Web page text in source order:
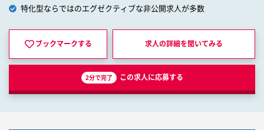
特化型ならではのエグゼクティブな非公開求人が多数
ブックマークする 求人の詳細を聞いてみる
2分で完了 この求人に応募する